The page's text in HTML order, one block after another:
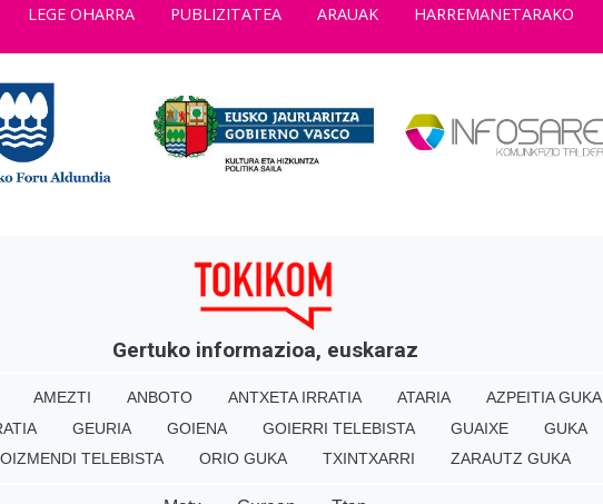
LEGE OHARRA PUBLIZITATEA ARAUAK HARREMANETARAKO
Gertuko informazioa, euskaraz
AMEZTI ANBOTO ANTXETA IRRATIA ATARIA AZPEITIA GUKA
GEURIA GOIENA GOIERRI TELEBISTA GUAIXE GUKA
OIZMENDI TELEBISTA ORIO GUKA TXINTXARRI ZARAUTZ GUKA